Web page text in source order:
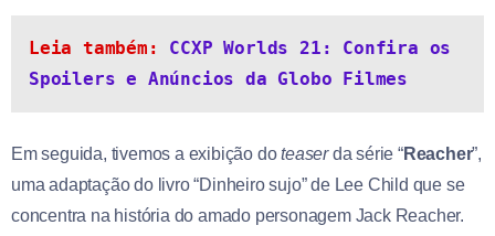
Leia também: CCXP Worlds 21: Confira os
Spoilers e Anúncios da Globo Filmes
Em seguida, tivemos a exibição doteaserda série “Reacher”,
uma adaptação do livro “Dinheiro sujo” de Lee Child que se
concentra na história do amado personagem Jack Reacher.